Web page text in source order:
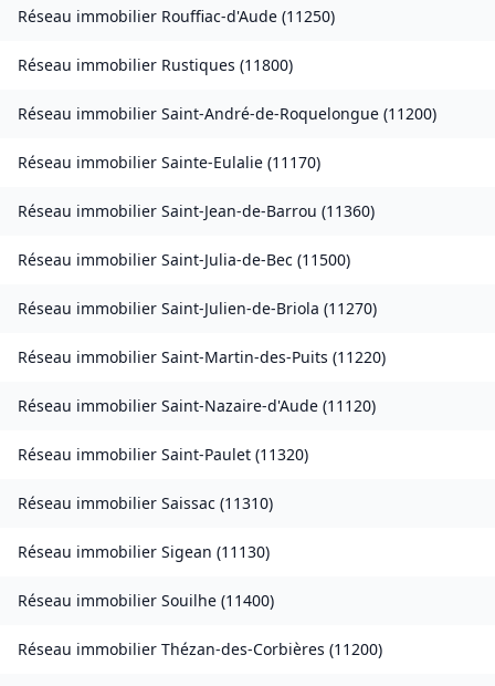
Réseau immobilier Rouffiac-d'Aude (11250)
Réseau immobilier Rustiques (11800)
Réseau immobilier Saint-André-de-Roquelongue (11200)
Réseau immobilier Sainte-Eulalie (11170)
Réseau immobilier Saint-Jean-de-Barrou (11360)
Réseau immobilier Saint-Julia-de-Bec (11500)
Réseau immobilier Saint-Julien-de-Briola (11270)
Réseau immobilier Saint-Martin-des-Puits (11220)
Réseau immobilier Saint-Nazaire-d'Aude (11120)
Réseau immobilier Saint-Paulet (11320)
Réseau immobilier Saissac (11310)
Réseau immobilier Sigean (11130)
Réseau immobilier Souilhe (11400)
Réseau immobilier Thézan-des-Corbières (11200)